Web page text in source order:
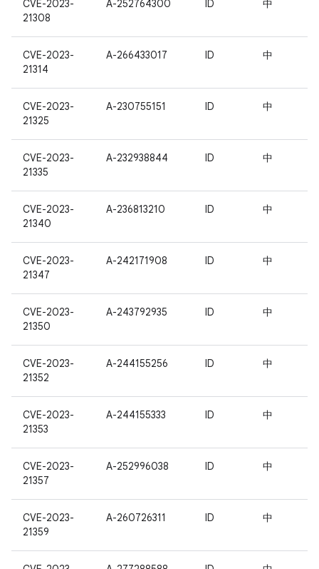
CVE-2023-
21308
A-252764300 ID 中
CVE-2023-
21314
A-266433017 ID 中
CVE-2023-
21325
A-230755151 ID 中
CVE-2023-
21335
A-232938844 ID 中
CVE-2023-
21340
A-236813210 ID 中
CVE-2023-
21347
A-242171908 ID 中
CVE-2023-
21350
A-243792935 ID 中
CVE-2023-
21352
A-244155256 ID 中
CVE-2023-
21353
A-244155333 ID 中
CVE-2023-
21357
A-252996038 ID 中
CVE-2023-
21359
A-260726311 ID 中